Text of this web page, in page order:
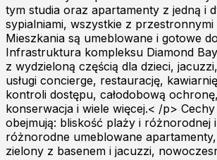
tym studia oraz apartamenty z jedną i
sypialniami, wszystkie z przestronnymi
Mieszkania są umeblowane i gotowe
Infrastruktura kompleksu Diamond
z wydzieloną częścią dla dzieci,
usługi concierge, restaurację,
kontroli dostępu, całodobową
konserwacja i wiele więcej.< /p>
obejmują: bliskość plaży i różnorodnej
różnorodne umeblowane
zielony z basenem i jacuzzi,